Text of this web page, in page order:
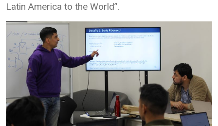
Latin America to the World”.